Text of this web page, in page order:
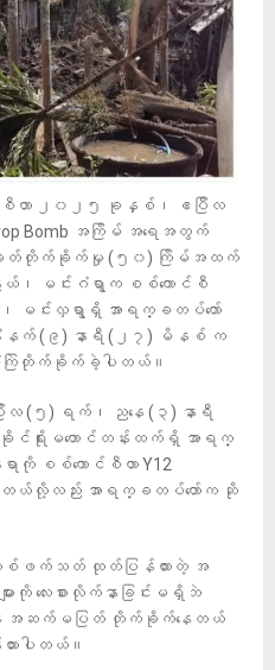
င်စီဟာ ၂၀၂၅ ခုနှစ်၊ ဧပြီလ
Bomb အကြိမ် အရေအတွက်
စ်ခတ်တိုက်ခိုက်မှု (၅၀) ကြိမ်အထက်
နွယ်၊ မင်းဂံရွာက စစ်ကောင်စီ
မင်းလှရွာရှိ အာရက္ခတပ်တော်
နံနက် (၉) နာရီ (၂၇) မိနစ် က
ကြဲတိုက်ခိုက်ခဲ့ပါတယ်။
(၅) ရက်၊ ညနေ (၃) နာရီ
းမတောင်တန်းထက်ရှိ အာရက္
ာကို စစ်ကောင်စီဟာ Y12
ယ်လို့လည်း အာရက္ခတပ်တော်က ဆို
ဖက်သတ် ထုတ်ပြန်ထားတဲ့ အ
းကို လေးစားလိုက်နာခြင်းမရှိဘဲ
းနဲ့ အဆက်မပြတ် တိုက်ခိုက်နေတယ်
းပါတယ်။